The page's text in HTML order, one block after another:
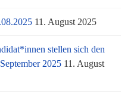
11. August 2025
stellen sich den
2025 11. August